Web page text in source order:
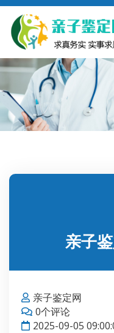
亲子
亲子鉴定网
0个评论
2025-09-05